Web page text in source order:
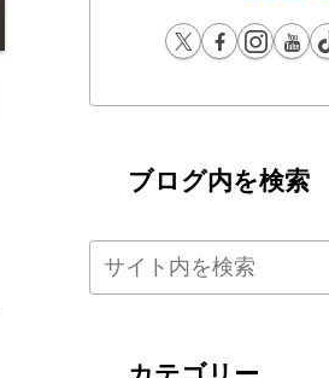
ブログ内を検索